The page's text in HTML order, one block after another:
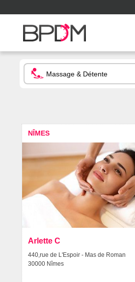
NÎMES
Arlette C
440,rue de L'Espoir - Mas de Roman
30000 Nîmes